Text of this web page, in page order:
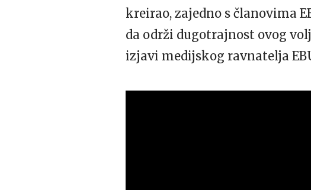
kreirao, zajedno s članovima
da održi dugotrajnost ovog
izjavi medijskog ravnatelja